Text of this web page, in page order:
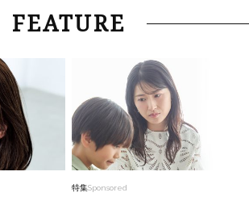
FEATURE
特集Sponsored